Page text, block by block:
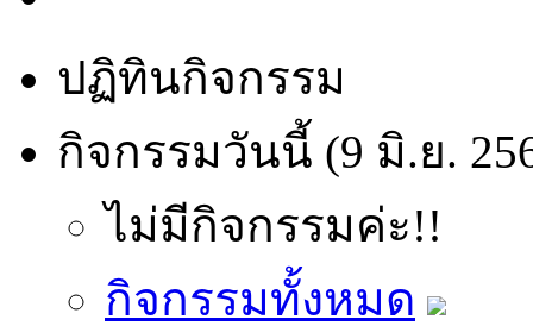
ปฏิทินกิจกรรม
กิจกรรมวันนี้ (9 มิ.ย.
ไม่มีกิจกรรมค่ะ!!
กิจกรรมทั้งหมด